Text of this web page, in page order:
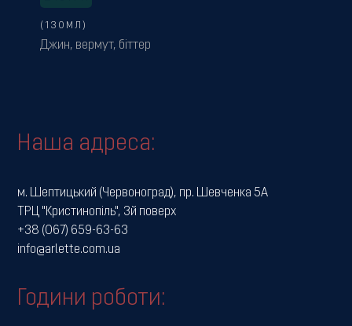
Джин, вермут, біттер
(130МЛ)
Наша адреса:
м. Шептицький (Червоноград), пр. Шевченка 5А
ТРЦ "Кристинопіль", 3й поверх
+38 (067) 659-63-63
info@arlette.com.ua
Години роботи: